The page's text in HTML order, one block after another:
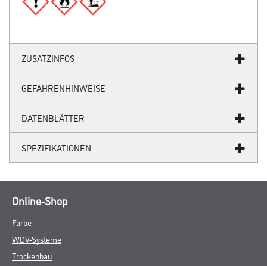
ZUSATZINFOS
GEFAHRENHINWEISE
DATENBLÄTTER
SPEZIFIKATIONEN
Online-Shop
Farbe
WDV-Systeme
Trockenbau